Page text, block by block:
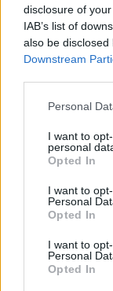
disclosure of
IAB’s list of
also be
Downstream
Personal
I want to
personal
Opted In
I want to
Personal
Opted In
I want to
Personal
Opted In
και μάθετε
Εσύ μπήκες
και ότι σου